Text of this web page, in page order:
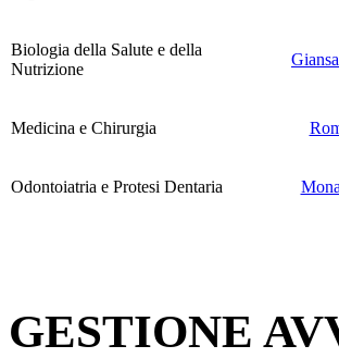
Biologia della Salute e della
Nutrizione
Medicina e Chirurgia
Odontoiatria e Protesi Dentaria
GESTIONE